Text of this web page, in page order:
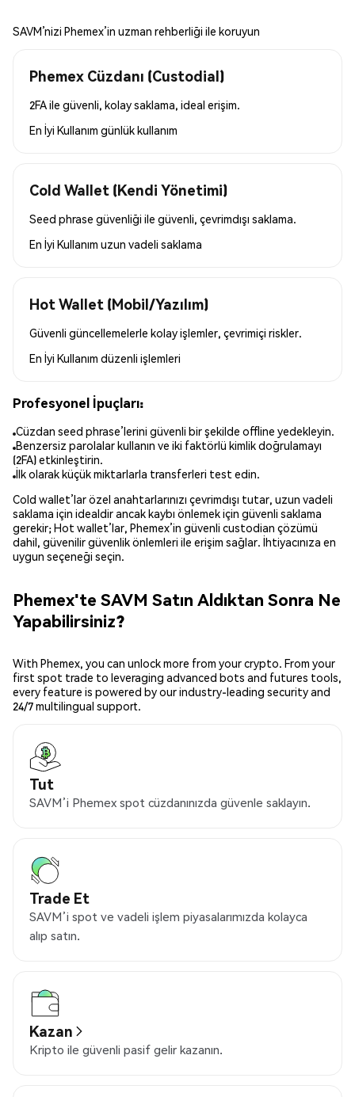
SAVM’nizi Phemex’in uzman rehberliği ile koruyun
Phemex Cüzdanı (Custodial)
2FA ile güvenli, kolay saklama, ideal erişim.
En İyi Kullanım günlük kullanım
Cold Wallet (Kendi Yönetimi)
Seed phrase güvenliği ile güvenli, çevrimdışı saklama.
En İyi Kullanım uzun vadeli saklama
Hot Wallet (Mobil/Yazılım)
Güvenli güncellemelerle kolay işlemler, çevrimiçi riskler.
En İyi Kullanım düzenli işlemleri
Profesyonel İpuçları:
Cüzdan seed phrase’lerini güvenli bir şekilde offline yedekleyin.
Benzersiz parolalar kullanın ve iki faktörlü kimlik doğrulamayı
(2FA) etkinleştirin.
İlk olarak küçük miktarlarla transferleri test edin.
Cold wallet’lar özel anahtarlarınızı çevrimdışı tutar, uzun vadeli
saklama için idealdir ancak kaybı önlemek için güvenli saklama
gerekir; Hot wallet’lar, Phemex’in güvenli custodian çözümü
dahil, güvenilir güvenlik önlemleri ile erişim sağlar. İhtiyacınıza en
uygun seçeneği seçin.
Phemex'te SAVM Satın Aldıktan Sonra Ne
Yapabilirsiniz?
With Phemex, you can unlock more from your crypto. From your
first spot trade to leveraging advanced bots and futures tools,
every feature is powered by our industry-leading security and
24/7 multilingual support.
Tut
SAVM’i Phemex spot cüzdanınızda güvenle saklayın.
Trade Et
SAVM’i spot ve vadeli işlem piyasalarımızda kolayca
alıp satın.
Kazan
Kripto ile güvenli pasif gelir kazanın.